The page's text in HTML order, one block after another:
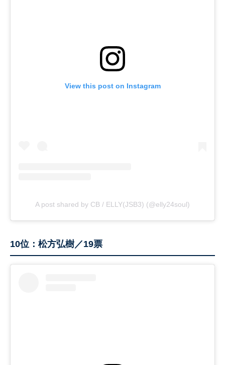
View this post on Instagram
A post shared by CB / ELLY(JSB3) (@elly24soul)
10位：松方弘樹／19票